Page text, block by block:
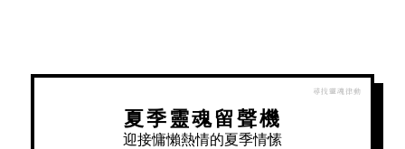
夏季靈魂留聲機
迎接慵懶熱情的夏季情愫